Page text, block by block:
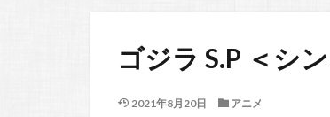
ゴジラ S.P ＜シ
2021年8月20日 アニメ